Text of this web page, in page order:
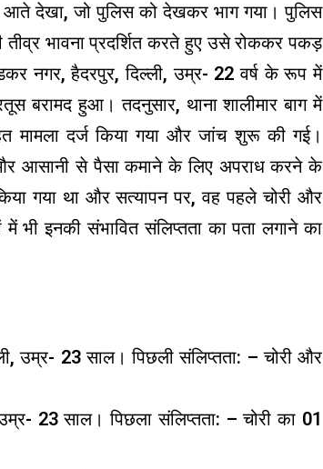
आते देखा, जो पुलिस को देखकर भाग गया। पुलिस
तीव्र भावना प्रदर्शित करते हुए उसे रोककर पकड़
नगर, हैदरपुर, दिल्ली, उम्र- 22 वर्ष के रूप में
बरामद हुआ। तदनुसार, थाना शालीमार बाग में
मामला दर्ज किया गया और जांच शुरू की गई।
आसानी से पैसा कमाने के लिए अपराध करने के
गया था और सत्यापन पर, वह पहले चोरी और
भी इनकी संभावित संलिप्तता का पता लगाने का
उम्र- 23 साल। पिछली संलिप्तता: – चोरी और
23 साल। पिछला संलिप्तता: – चोरी का 01